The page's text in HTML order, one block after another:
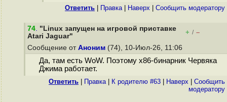
Ответить Правка| Наверх Cообщить модератору
74. "Linux запущен на игровой приставке
Atari Jaguar"
+ / –
Сообщение от Аноним (74), 10-Июл-26, 11:06
Да, там есть WoW. Поэтому x86-бинарник Червяка
Джима работает.
Ответить Правка| К родителю #63 Наверх
Cообщить
модератору